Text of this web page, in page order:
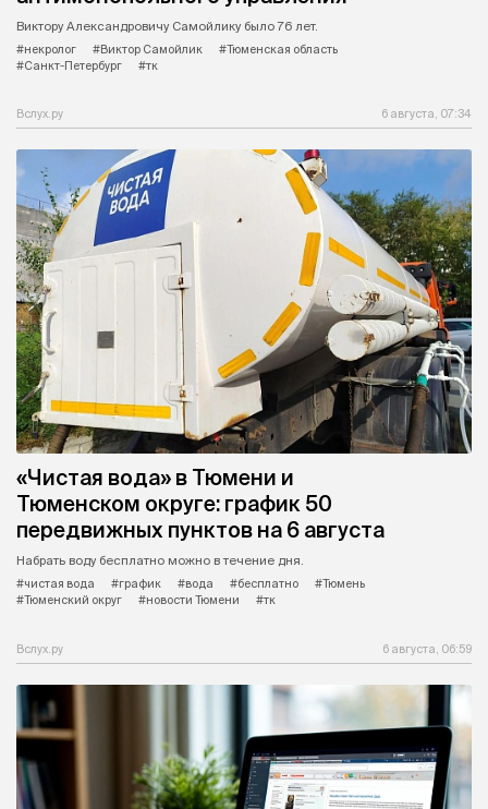
Виктору Александровичу Самойлику было 76 лет.
#некролог
#Виктор Самойлик
#Тюменская область
#Санкт-Петербург
#тк
Вслух.ру 6 августа, 07:34
«Чистая вода» в Тюмени и
Тюменском округе: график 50
передвижных пунктов на 6 августа
Набрать воду бесплатно можно в течение дня.
#чистая вода
#график #вода #бесплатно
#Тюмень
#Тюменский округ
#новости Тюмени #тк
Вслух.ру 6 августа, 06:59